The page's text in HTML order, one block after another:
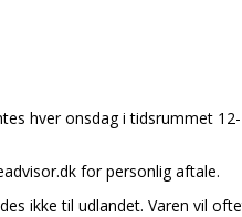
hver onsdag i tidsrummet
for personlig aftale.
ikke til udlandet. Varen vil